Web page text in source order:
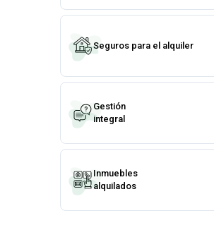
Seguros para el alquiler
Gestión
integral
Inmuebles
alquilados